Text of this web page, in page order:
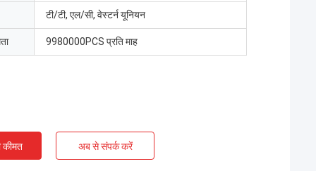
टी/टी, एल/सी, वेस्टर्न यूनियन
9980000PCS प्रति माह
कीमत अब से संपर्क करें